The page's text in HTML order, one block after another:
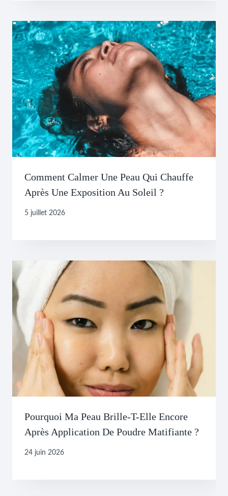
Comment Calmer Une Peau Qui Chauffe
Après Une Exposition Au Soleil ?
5 juillet 2026
Pourquoi Ma Peau Brille-T-Elle Encore
Après Application De Poudre Matifiante ?
24 juin 2026